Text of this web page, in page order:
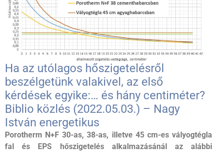
Ha az utólagos hőszigetelésről
beszélgetünk valakivel, az első
kérdések egyike:… és hány centiméter?
Biblio közlés (2022.05.03.) – Nagy
István energetikus
Porotherm N+F 30-as, 38-as, illetve 45 cm-es vályogtégla
fal és EPS hőszigetelés alkalmazásánál az alábbi